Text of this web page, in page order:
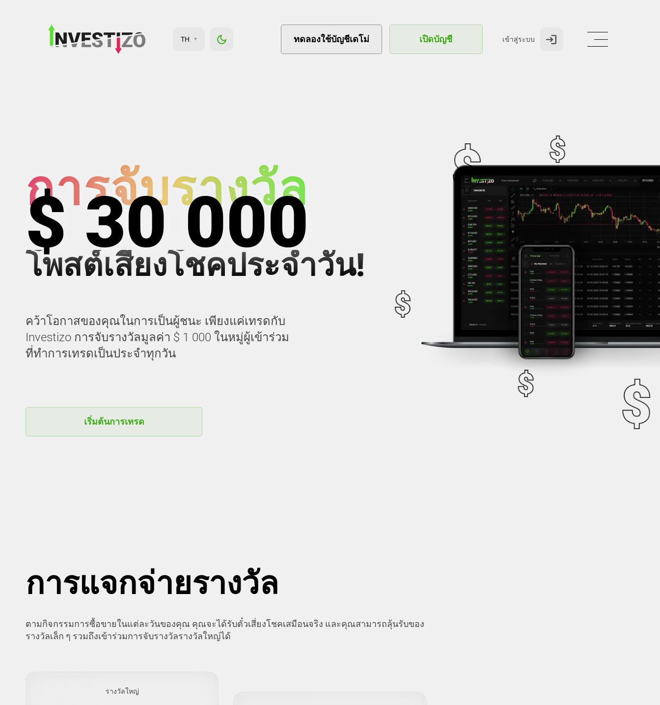
TH ทดลองใช้บัญชีเดโม่ เปิดบัญชี เข้าสู่ระบบ
การจับรางวัล
$ 30 000
โพสต์เสี่ยงโชคประจำวัน!
คว้าโอกาสของคุณในการเป็นผู้ชนะ เพียงแค่เทรดกับ
Investizo การจับรางวัลมูลค่า $ 1 000 ในหมู่ผู้เข้าร่วม
ที่ทำการเทรดเป็นประจำทุกวัน
เริ่มต้นการเทรด
การแจกจ่ายรางวัล
ตามกิจกรรมการซื้อขายในแต่ละวันของคุณ คุณจะได้รับตั๋วเสี่ยงโชคเสมือนจริง และคุณสามารถลุ้นรับของ
รางวัลเล็ก ๆ รวมถึงเข้าร่วมการจับรางวัลรางวัลใหญ่ได้
รางวัลใหญ่